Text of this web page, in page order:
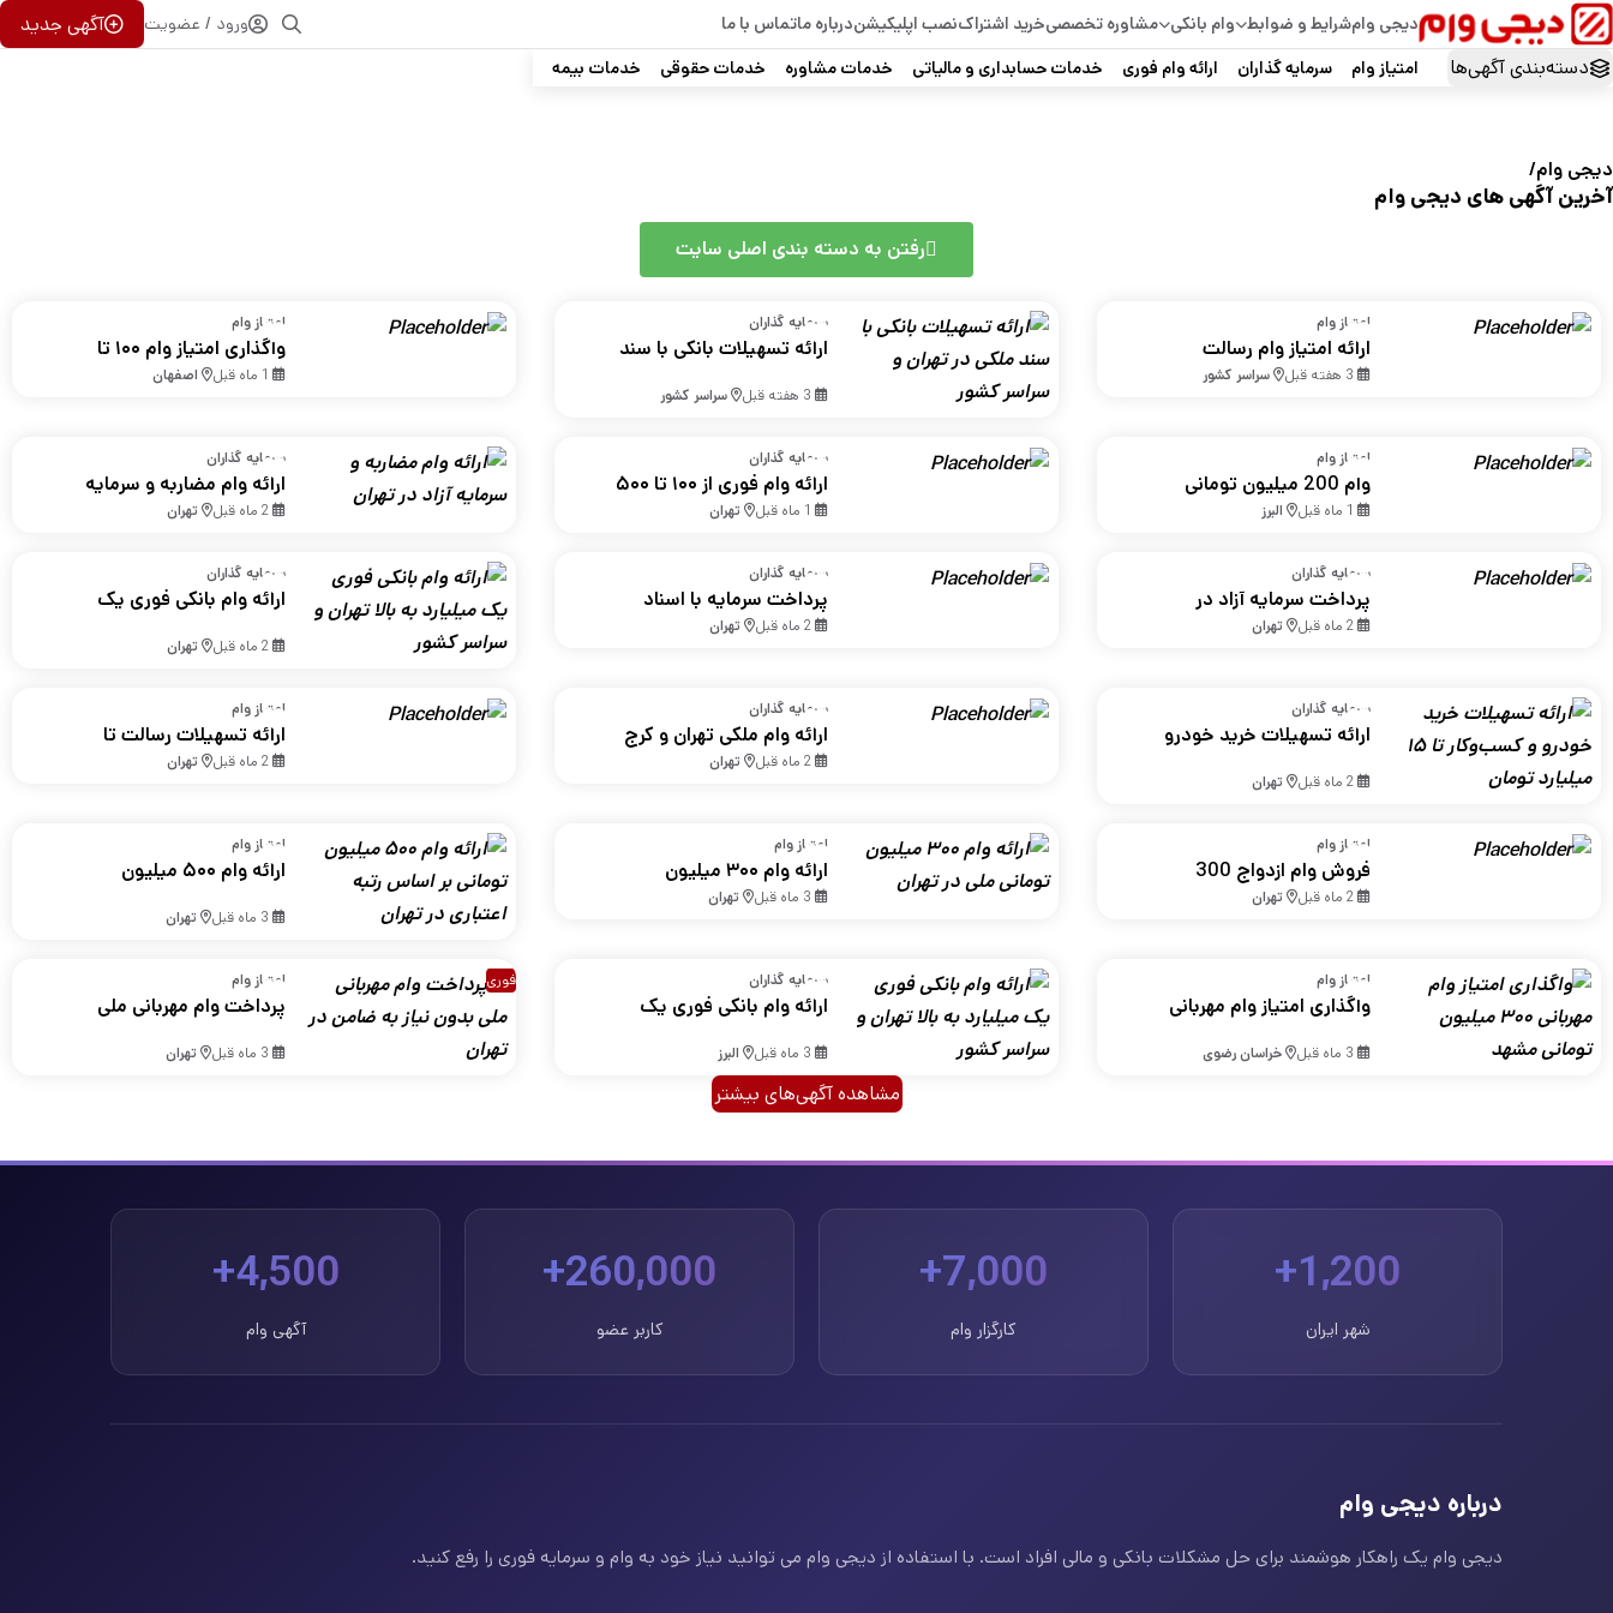
دیجی وامشرایط و ضوابط وام بانکی مشاوره تخصصیخرید اشتراکنصب اپلیکیشندرباره ماتماس با ما ورود / عضویت
آگهی جدید
دسته‌بندی آگهی‌ها
امتیاز وام سرمایه گذاران ارائه وام فوری خدمات حسابداری و مالیاتی خدمات مشاوره خدمات حقوقی خدمات بیمه
دیجی‌ وام
آخرین آگهی های دیجی وام
رفتن به دسته بندی اصلی سایت
امتیاز وام
ارائه امتیاز وام رسالت
3 هفته قبل سراسر کشور
سرمایه گذاران
ارائه تسهیلات بانکی با سند
کشور
3 هفته قبل سراسر کشور
امتیاز وام
واگذاری امتیاز وام‌ ۱۰۰ تا
۳۰۰ میلیونی رسالت در 1 ماه قبل اصفهان
امتیاز وام
وام 200 میلیون تومانی
ویژه تمام بازنشستگان
1 ماه قبل البرز
سرمایه گذاران
ارائه وام فوری از ۱۰۰ تا ۵۰۰
میلیون تومان
1 ماه قبل تهران
سرمایه گذاران
ارائه وام مضاربه و سرمایه
آزاد در تهران
2 ماه قبل تهران
سرمایه گذاران
پرداخت سرمایه آزاد در
تهران
2 ماه قبل تهران
سرمایه گذاران
پرداخت سرمایه با اسناد
ملکی در تهران
2 ماه قبل تهران
سرمایه گذاران
ارائه وام بانکی فوری یک
سراسر کشور
2 ماه قبل تهران
سرمایه گذاران
ارائه تسهیلات خرید خودرو
تومان
2 ماه قبل تهران
سرمایه گذاران
ارائه وام ملکی تهران و کرج
2 ماه قبل تهران
امتیاز وام
ارائه تسهیلات رسالت تا
سقف 500 میلیون تومان
2 ماه قبل تهران
امتیاز وام
فروش وام ازدواج 300
میلیون تومانی در تهران
2 ماه قبل تهران
امتیاز وام
ارائه وام ۳۰۰ میلیون
تومانی ملی در تهران
3 ماه قبل تهران
امتیاز وام
ارائه وام ۵۰۰ میلیون
اعتباری در تهران
3 ماه قبل تهران
امتیاز وام
واگذاری امتیاز وام مهربانی
3 ماه قبل خراسان رضوی
سرمایه گذاران
ارائه وام بانکی فوری یک
سراسر کشور
3 ماه قبل البرز
امتیاز وام
پرداخت وام مهربانی ملی
3 ماه قبل تهران
فوری
مشاهده آگهی‌های بیشتر
1,200+
شهر ایران
7,000+
کارگزار وام
260,000+
کاربر عضو
4,500+
آگهی وام
درباره دیجی وام
دیجی وام یک راهکار هوشمند برای حل مشکلات بانکی و مالی افراد است. با استفاده از دیجی وام می توانید نیاز خود به وام و سرمایه فوری را رفع کنید.